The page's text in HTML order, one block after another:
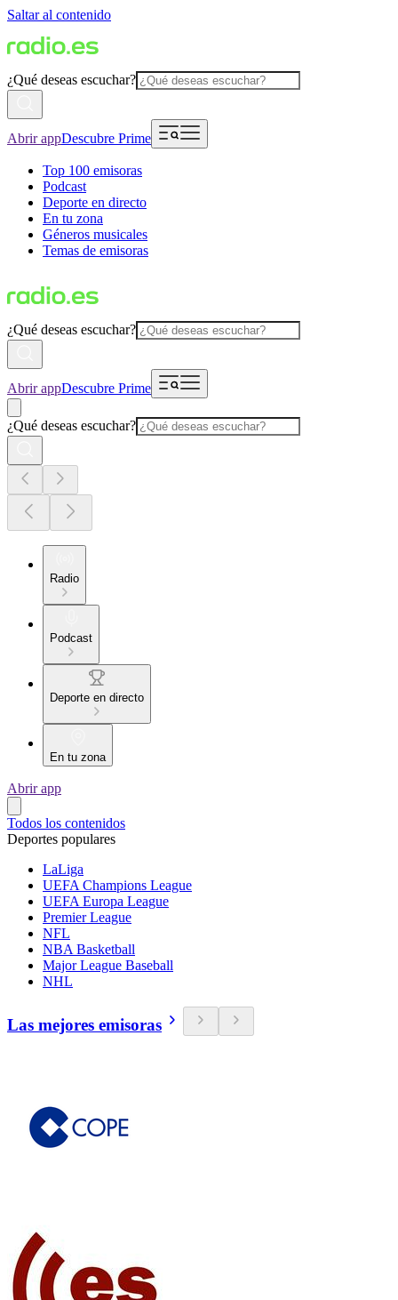
Saltar al contenido
¿Qué deseas escuchar?
Abrir appDescubre Prime
Top 100 emisoras
Podcast
Deporte en directo
En tu zona
Géneros musicales
Temas de emisoras
¿Qué deseas escuchar?
Abrir appDescubre Prime
¿Qué deseas escuchar?
Radio
Podcast
Deporte en directo
En tu zona
Abrir app
Todos los contenidos
Deportes populares
LaLiga
UEFA Champions League
UEFA Europa League
Premier League
NFL
NBA Basketball
Major League Baseball
NHL
Las mejores emisoras